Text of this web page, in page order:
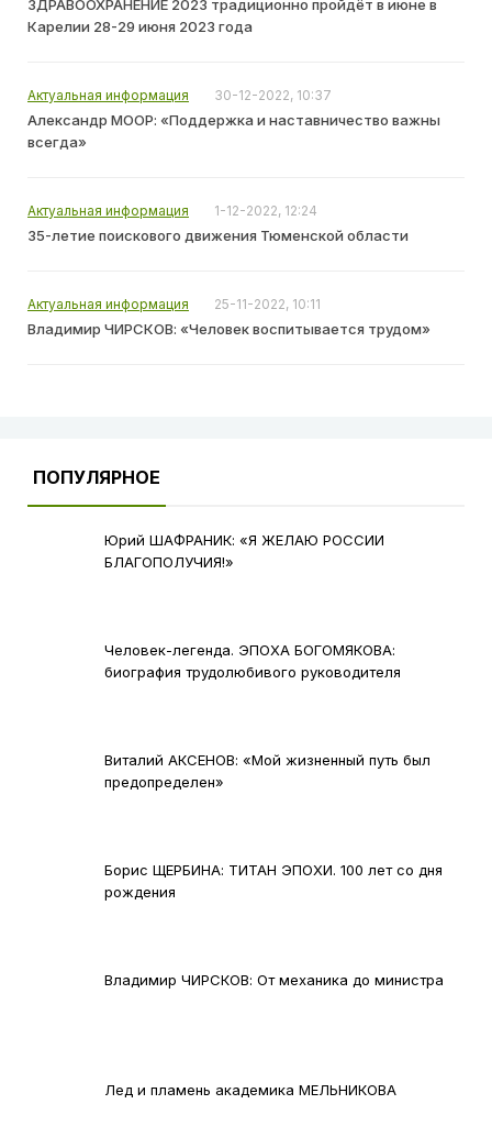
ЗДРАВООХРАНЕНИЕ 2023 традиционно пройдёт в июне в
Карелии 28-29 июня 2023 года
Актуальная информация 30-12-2022, 10:37
Александр МООР: «Поддержка и наставничество важны
всегда»
Актуальная информация 1-12-2022, 12:24
35-летие поискового движения Тюменской области
Актуальная информация 25-11-2022, 10:11
Владимир ЧИРСКОВ: «Человек воспитывается трудом»
ПОПУЛЯРНОЕ
Юрий ШАФРАНИК: «Я ЖЕЛАЮ РОССИИ
БЛАГОПОЛУЧИЯ!»
Человек-легенда. ЭПОХА БОГОМЯКОВА:
биография трудолюбивого руководителя
Виталий АКСЕНОВ: «Мой жизненный путь был
предопределен»
Борис ЩЕРБИНА: ТИТАН ЭПОХИ. 100 лет со дня
рождения
Владимир ЧИРСКОВ: От механика до министра
Лед и пламень академика МЕЛЬНИКОВА